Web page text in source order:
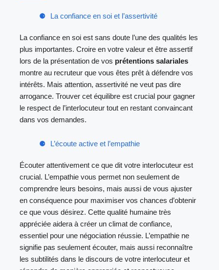
La confiance en soi et l’assertivité
La confiance en soi est sans doute l’une des qualités les
plus importantes. Croire en votre valeur et être assertif
lors de la présentation de vos prétentions salariales
montre au recruteur que vous êtes prêt à défendre vos
intérêts. Mais attention, assertivité ne veut pas dire
arrogance. Trouver cet équilibre est crucial pour gagner
le respect de l’interlocuteur tout en restant convaincant
dans vos demandes.
L’écoute active et l’empathie
Écouter attentivement ce que dit votre interlocuteur est
crucial. L’empathie vous permet non seulement de
comprendre leurs besoins, mais aussi de vous ajuster
en conséquence pour maximiser vos chances d’obtenir
ce que vous désirez. Cette qualité humaine très
appréciée aidera à créer un climat de confiance,
essentiel pour une négociation réussie. L’empathie ne
signifie pas seulement écouter, mais aussi reconnaître
les subtilités dans le discours de votre interlocuteur et